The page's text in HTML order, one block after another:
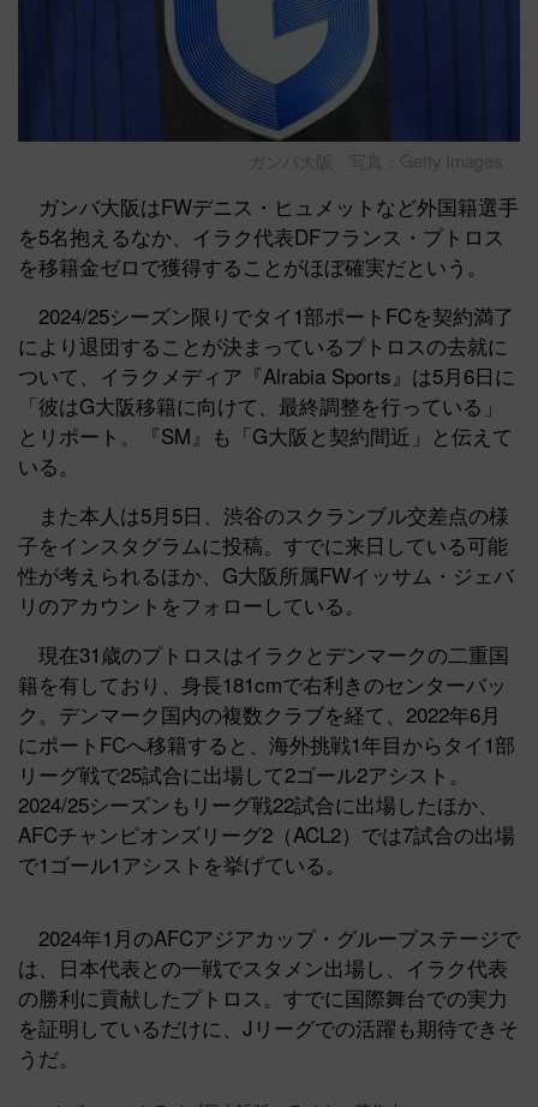
ガンバ大阪 写真：Getty Images
ガンバ大阪はFWデニス・ヒュメットなど外国籍選手
を5名抱えるなか、イラク代表DFフランス・プトロス
を移籍金ゼロで獲得することがほぼ確実だという。
2024/25シーズン限りでタイ1部ポートFCを契約満了
により退団することが決まっているプトロスの去就に
ついて、イラクメディア『Alrabia Sports』は5月6日に
「彼はG大阪移籍に向けて、最終調整を行っている」
とリポート。『SM』も「G大阪と契約間近」と伝えて
いる。
また本人は5月5日、渋谷のスクランブル交差点の様
子をインスタグラムに投稿。すでに来日している可能
性が考えられるほか、G大阪所属FWイッサム・ジェバ
リのアカウントをフォローしている。
現在31歳のプトロスはイラクとデンマークの二重国
籍を有しており、身長181cmで右利きのセンターバッ
ク。デンマーク国内の複数クラブを経て、2022年6月
にポートFCへ移籍すると、海外挑戦1年目からタイ1部
リーグ戦で25試合に出場して2ゴール2アシスト。
2024/25シーズンもリーグ戦22試合に出場したほか、
AFCチャンピオンズリーグ2（ACL2）では7試合の出場
で1ゴール1アシストを挙げている。
2024年1月のAFCアジアカップ・グループステージで
は、日本代表との一戦でスタメン出場し、イラク代表
の勝利に貢献したプトロス。すでに国際舞台での実力
を証明しているだけに、Jリーグでの活躍も期待できそ
うだ。